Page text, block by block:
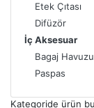
Etek Çıtası
Difüzör
İç Aksesuar
Bagaj Havuzu
Paspas
Kategoride ürün